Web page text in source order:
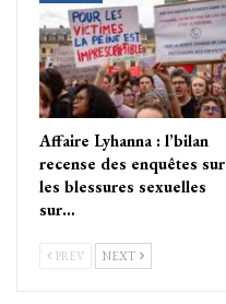
Affaire Lyhanna : l’bilan
recense des enquêtes sur
les blessures sexuelles
sur…
PREV NEXT